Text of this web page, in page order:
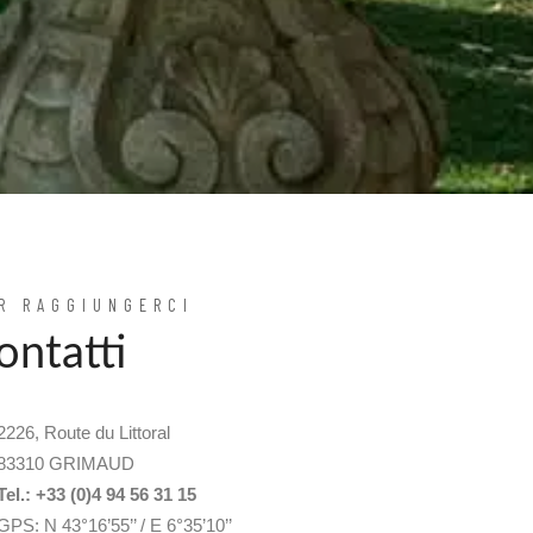
RAGGIUNGERCI
Route du Littoral
GRIMAUD
+33 (0)4 94 56 31 15
N 43°16’55’’ / E 6°35’10’’